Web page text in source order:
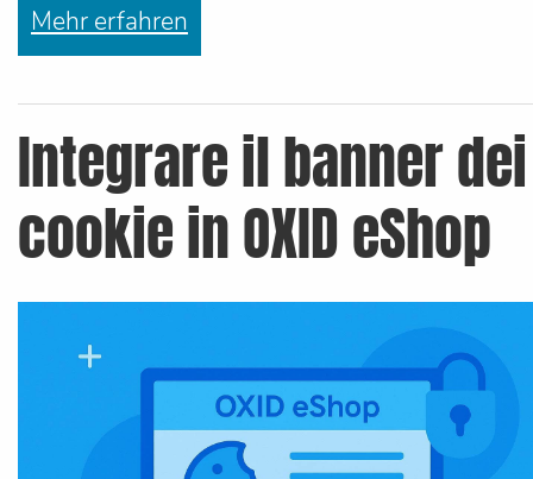
Mehr erfahren
Integrare il banner dei
cookie in OXID eShop